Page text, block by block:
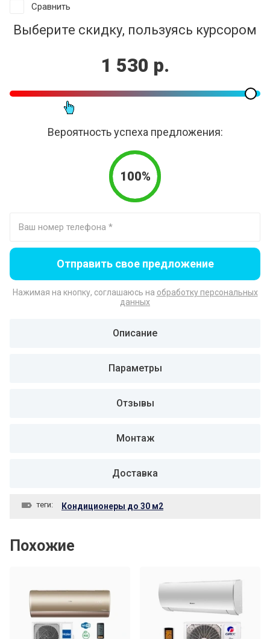
Сравнить
Выберите скидку, пользуясь курсором
1 530 р.
Вероятность успеха предложения:
100%
Отправить свое предложение
Нажимая на кнопку, соглашаюсь на обработку персональных
данных
Описание
Параметры
Отзывы
Монтаж
Доставка
теги: Кондиционеры до 30 м2
Похожие